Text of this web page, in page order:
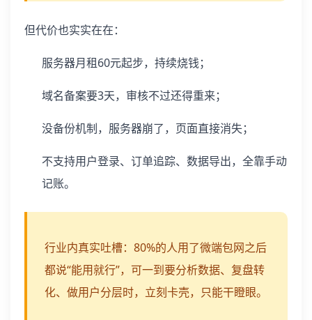
但代价也实实在在：
服务器月租60元起步，持续烧钱；
域名备案要3天，审核不过还得重来；
没备份机制，服务器崩了，页面直接消失；
不支持用户登录、订单追踪、数据导出，全靠手动
记账。
行业内真实吐槽：80%的人用了微端包网之后
都说“能用就行”，可一到要分析数据、复盘转
化、做用户分层时，立刻卡壳，只能干瞪眼。